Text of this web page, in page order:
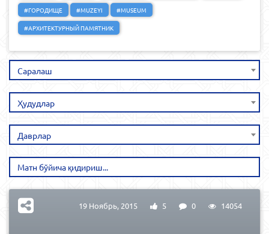
#ГОРОДИЩЕ
#MUZEYI
#MUSEUM
#АРХИТЕКТУРНЫЙ ПАМЯТНИК
Саралаш
Ҳудудлар
Даврлар
19 Ноябрь, 2015 5 0 14054